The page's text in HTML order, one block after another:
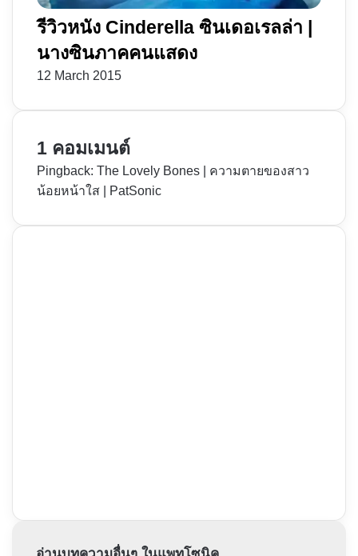
รีวิวหนัง Cinderella ซินเดอเรลล่า |
นางซินภาคคนแสดง
12 March 2015
1 คอมเมนต์
Pingback: The Lovely Bones | ความตายของสาว
น้อยหน้าใส | PatSonic